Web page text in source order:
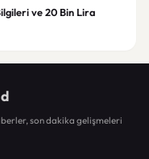
ve 20 Bin Lira
son dakika gelişmeleri